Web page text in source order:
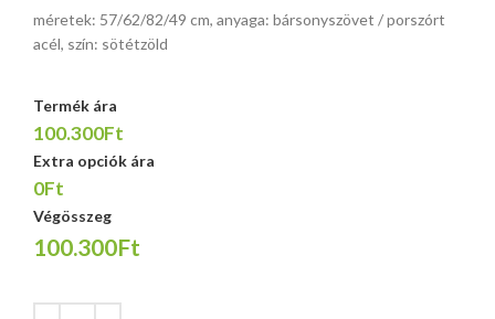
méretek: 57/62/82/49 cm, anyaga: bársonyszövet / porszórt
acél, szín: sötétzöld
Termék ára
100.300Ft
Extra opciók ára
0Ft
Végösszeg
100.300Ft